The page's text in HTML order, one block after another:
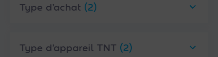
Type d’achat (2)
Type d’appareil TNT (2)